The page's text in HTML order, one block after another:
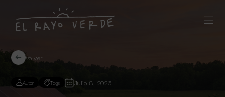
Volver
Autor Tags Julio 8, 2026